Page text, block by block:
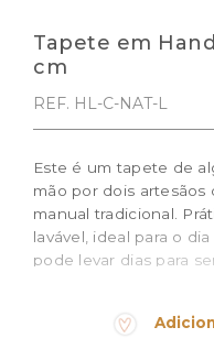
Tapete em
cm
REF. HL-C-NAT-L
Este é um tapete de
mão por dois artesãos
manual tradicional.
lavável, ideal para o
pode levar dias para
letra L, adicionando